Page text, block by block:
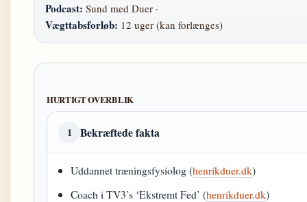
Podcast: Sund med Duer ·
Vægttabsforløb: 12 uger (kan forlænges)
HURTIGT OVERBLIK
1 Bekræftede fakta
Uddannet træningsfysiolog (henrikduer.dk)
Coach i TV3’s ‘Ekstremt Fed’ (henrikduer.dk)